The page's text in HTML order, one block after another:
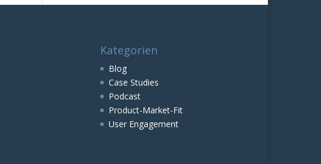
Kategorien
Blog
Case Studies
Podcast
Product-Market-Fit
User Engagement